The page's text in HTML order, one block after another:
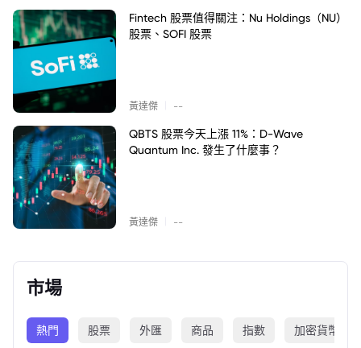
Fintech 股票值得關注：Nu Holdings（NU）
股票、SOFI 股票
黃達傑 --
QBTS 股票今天上漲 11%：D-Wave
Quantum Inc. 發生了什麼事？
黃達傑 --
市場
熱門 股票 外匯 商品 指數 加密貨幣